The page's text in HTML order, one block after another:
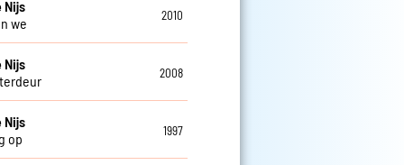
Nijs
we
2010
Nijs
2008
Nijs
op
1997